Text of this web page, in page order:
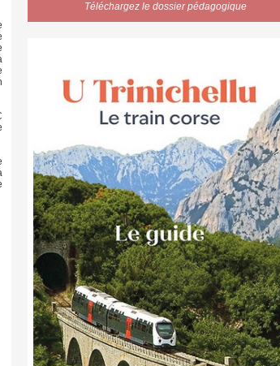
Téléchargez le dossier pédagogique